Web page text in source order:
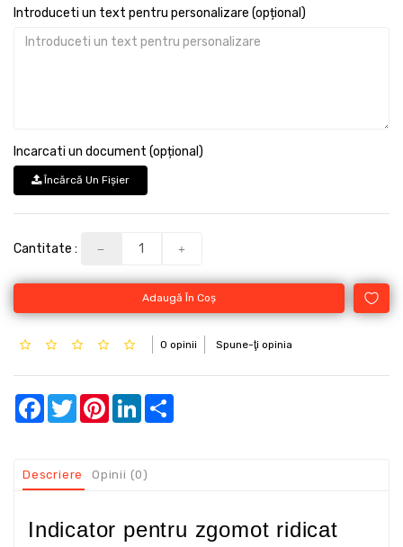
Introduceti un text pentru personalizare (opțional)
Incarcati un document (opțional)
Încărcă Un Fişier
Cantitate :
Adaugă În Coş
0 opinii Spune-ţi opinia
Facebook
TwitterPinterestLinkedIn
Descriere Opinii (0)
Indicator pentru zgomot ridicat